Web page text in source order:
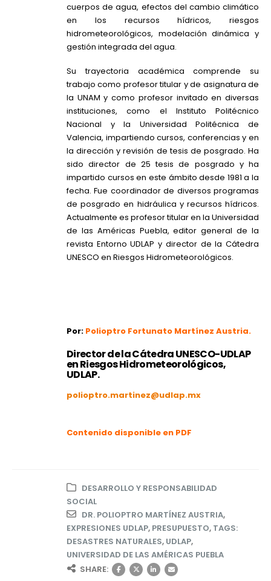
cuerpos de agua, efectos del cambio climático
en los recursos hídricos, riesgos
hidrometeorológicos, modelación dinámica y
gestión integrada del agua.
Su trayectoria académica comprende su
trabajo como profesor titular y de asignatura de
la UNAM y como profesor invitado en diversas
instituciones, como el Instituto Politécnico
Nacional y la Universidad Politécnica de
Valencia, impartiendo cursos, conferencias y en
la dirección y revisión de tesis de posgrado. Ha
sido director de 25 tesis de posgrado y ha
impartido cursos en este ámbito desde 1981 a la
fecha. Fue coordinador de diversos programas
de posgrado en hidráulica y recursos hídricos.
Actualmente es profesor titular en la Universidad
de las Américas Puebla, editor general de la
revista Entorno UDLAP y director de la Cátedra
UNESCO en Riesgos Hidrometeorológicos.
Por: Polioptro Fortunato Martínez Austria.
Director de la Cátedra UNESCO-UDLAP
en Riesgos Hidrometeorológicos,
UDLAP.
polioptro.martinez@udlap.mx
Contenido disponible en PDF
DESARROLLO Y RESPONSABILIDAD
SOCIAL
DR. POLIOPTRO MARTÍNEZ AUSTRIA,
EXPRESIONES UDLAP, PRESUPUESTO, TAGS:
DESASTRES NATURALES, UDLAP,
UNIVERSIDAD DE LAS AMÉRICAS PUEBLA
SHARE: